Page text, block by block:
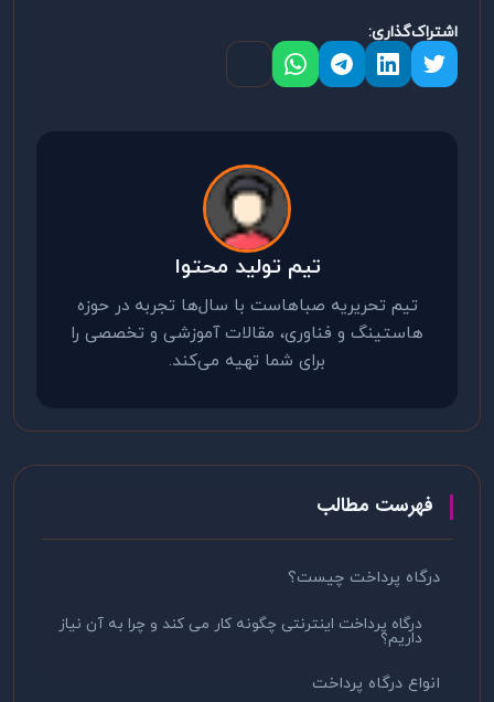
اشتراک‌گذاری:
تیم تولید محتوا
تیم تحریریه صباهاست با سال‌ها تجربه در حوزه
هاستینگ و فناوری، مقالات آموزشی و تخصصی را
برای شما تهیه می‌کند.
فهرست مطالب
درگاه پرداخت چیست؟
درگاه پرداخت اینترنتی چگونه کار می کند و چرا به آن نیاز
داریم؟
انواع درگاه پرداخت